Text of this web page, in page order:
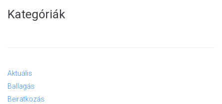
Kategóriák
Aktuális
Ballagás
Beiratkozás